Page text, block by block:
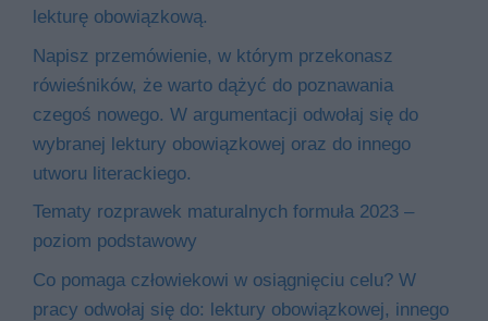
lekturę obowiązkową.
Napisz przemówienie, w którym przekonasz
rówieśników, że warto dążyć do poznawania
czegoś nowego. W argumentacji odwołaj się do
wybranej lektury obowiązkowej oraz do innego
utworu literackiego.
Tematy rozprawek maturalnych formuła 2023 –
poziom podstawowy
Co pomaga człowiekowi w osiągnięciu celu? W
pracy odwołaj się do: lektury obowiązkowej, innego